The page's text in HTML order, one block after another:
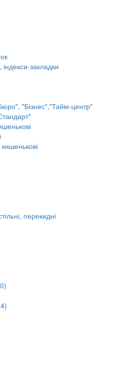
закладки
"Бізнес","Тайм-центр"
перекидні